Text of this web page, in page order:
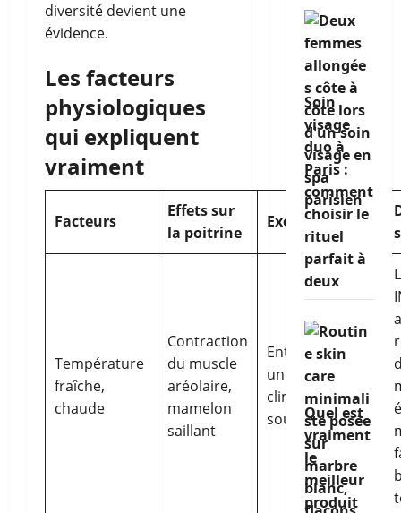
diversité devient une
évidence.
Les facteurs
physiologiques
qui expliquent
vraiment
Facteurs
Effets sur
la poitrine
Exemples
Température
fraîche,
chaude
Contraction
du muscle
aréolaire,
mamelon
saillant
Entrée dans
une pièce
climatisée,
souffle d’air
Soin
visage
duo à
Paris :
comment
choisir le
rituel
parfait à
deux
Quel est
vraiment
le
meilleur
produit